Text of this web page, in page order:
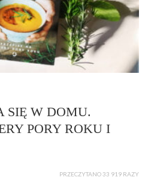
SIĘ W DOMU.
PORY ROKU I
PRZECZYTANO 33 919 RAZY